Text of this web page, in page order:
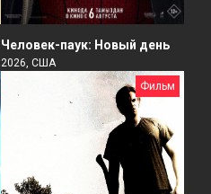
Человек-паук: Новый день
2026, США
Фильм